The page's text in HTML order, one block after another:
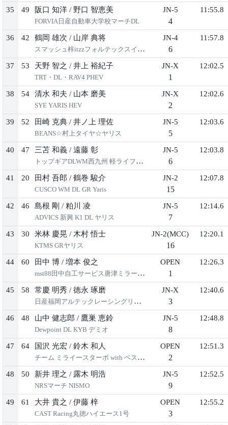
35 49 阪⼝ 知洋 / 野⼝ 智恵美
FORVIA⽇産⾃動⾞⼤学校マーチDL
JN-5
4
11:55.8
36 42 鶴岡 雄次 / ⼭岸 典将
スマッシュ梓itzzフォルテックスイフト
JN-4
6
11:57.8
37 53 天野 智之 / 井上 裕紀⼦
TRT・DL・RAV4 PHEV
JN-X
1
12:02.5
38 54 清⽔ 和夫 / ⼭本 磨美
SYE YARIS HEV
JN-X
2
12:02.6
39 52 ⽥崎 克典 / 井ノ上 理佐
BEANS☆村上タイヤ☆ヤリス
JN-5
5
12:03.6
40 47 三苫 和義 / 遠藤 彰
トップギアDLWM⻄九州 軽ライフGK5
JN-5
6
12:03.8
41 20 ⽥村 吾郎 / 鶴巻 駿介
CUSCO WM DL GR Yaris
JN-2
15
12:07.8
42 46 島根 剛 / 粕川 凌
ADVICS 新興 K1 DL ヤリス
JN-5
7
12:14.6
43 30 ⽶林 慶晃 / ⽊村 悟⼠
KTMS GRヤリス
JN-2(MCC)
16
12:20.1
44 60 ⽥中 博 / 増本 俊之
mst88⽥中⾃⼯サービス唐津ミラージュ
OPEN
1
12:26.3
45 58 常慶 明秀 / 徳永 琢磨
⽇産福岡アルテックレーシングリーフ
JN-X
3
12:40.6
46 48 ⼭中 健志郎 / 鷹巣 恵鈴
Dewpoint DL KYB デミオ
JN-5
8
12:48.8
47 64 国沢 光宏 / 鈴⽊ 和⼈
チーム ミライースターボ with ベストカー
OPEN
2
12:51.3
48 50 新井 理之 / 露⽊ 明浩
NRSマーチ NISMO
JN-5
9
12:52.5
49 61 ⼤井 貴之 / 伊藤 梓
CAST Racing丸徳ハイエース1号
OPEN
3
12:55.2